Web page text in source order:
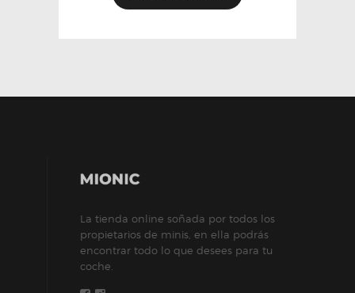
La tienda online soñada por todos los
propietarios de minis, en ella podrás
encontrar todo lo que desees para tu
coche.